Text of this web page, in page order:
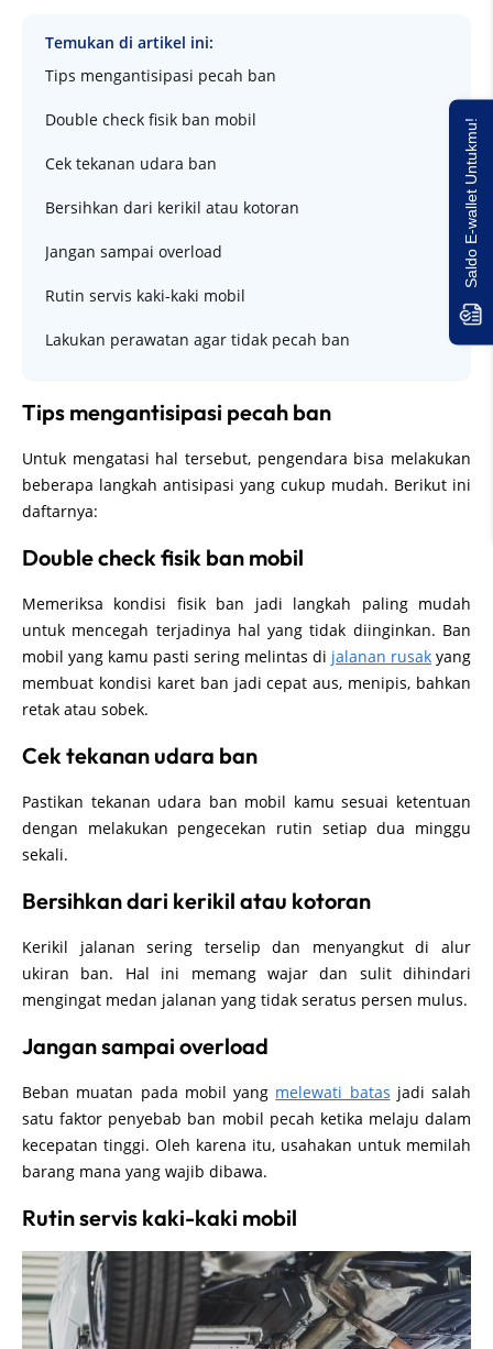
Temukan di artikel ini:
Tips mengantisipasi pecah ban
Double check fisik ban mobil
Cek tekanan udara ban
Bersihkan dari kerikil atau kotoran
Jangan sampai overload
Rutin servis kaki-kaki mobil
Lakukan perawatan agar tidak pecah ban
Tips mengantisipasi pecah ban
Untuk mengatasi hal tersebut, pengendara bisa melakukan
beberapa langkah antisipasi yang cukup mudah. Berikut ini
daftarnya:
Double check fisik ban mobil
Memeriksa kondisi fisik ban jadi langkah paling mudah
untuk mencegah terjadinya hal yang tidak diinginkan. Ban
mobil yang kamu pasti sering melintas di jalanan rusak yang
membuat kondisi karet ban jadi cepat aus, menipis, bahkan
retak atau sobek.
Cek tekanan udara ban
Pastikan tekanan udara ban mobil kamu sesuai ketentuan
dengan melakukan pengecekan rutin setiap dua minggu
sekali.
Bersihkan dari kerikil atau kotoran
Kerikil jalanan sering terselip dan menyangkut di alur
ukiran ban. Hal ini memang wajar dan sulit dihindari
mengingat medan jalanan yang tidak seratus persen mulus.
Jangan sampai overload
Beban muatan pada mobil yang melewati batas jadi salah
satu faktor penyebab ban mobil pecah ketika melaju dalam
kecepatan tinggi. Oleh karena itu, usahakan untuk memilah
barang mana yang wajib dibawa.
Rutin servis kaki-kaki mobil
Saldo E-wallet Untukmu!